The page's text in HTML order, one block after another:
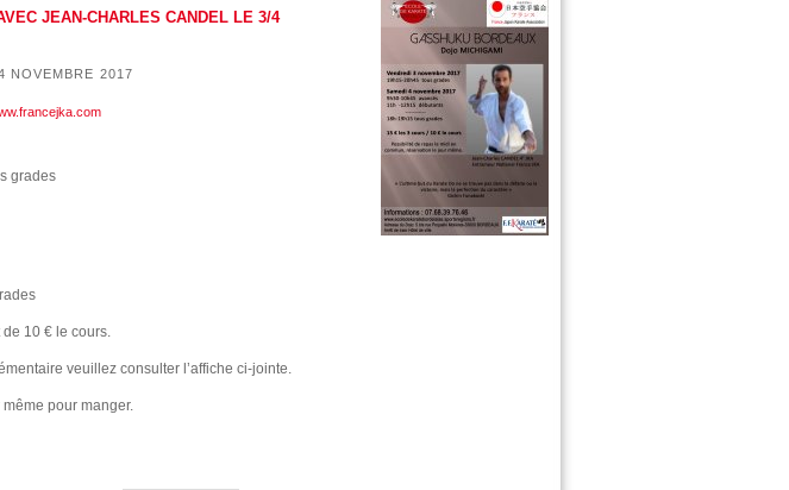
JEAN-CHARLES CANDEL LE 3/4
NOVEMBRE 2017
grades
10 € le cours.
veuillez consulter l’affiche ci-jointe.
pour manger.